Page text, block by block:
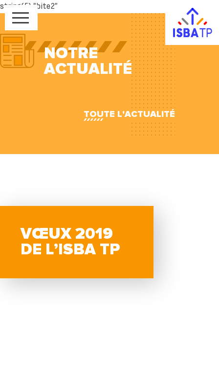
string(5) "bite2"
NOTRE
ACTUALITÉ
TOUTE L'ACTUALITÉ
VŒUX 2019
DE L’ISBA TP